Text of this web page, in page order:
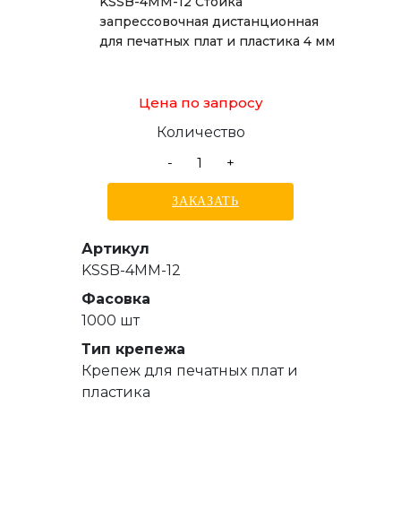
запрессовочная дистанционная
для печатных плат и пластика 4 мм
Цена по запросу
Количество
-
+
ЗАКАЗАТЬ
Артикул
KSSB-4MM-12
Фасовка
1000 шт
Тип крепежа
Крепеж для печатных плат и
пластика